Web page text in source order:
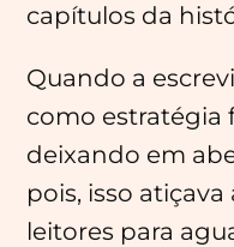
capítulos da
Quando a
como estratégia
deixando em
pois, isso
leitores para